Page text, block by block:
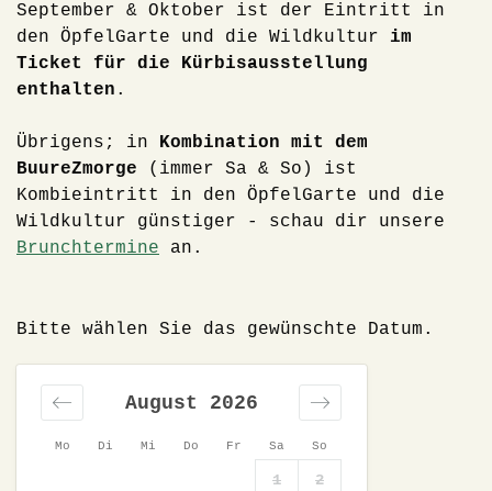
September & Oktober ist der Eintritt in
den ÖpfelGarte und die Wildkultur im
Ticket für die Kürbisausstellung
enthalten .
Übrigens; in Kombination mit dem
BuureZmorge (immer Sa & So) ist
Kombieintritt in den ÖpfelGarte und die
Wildkultur günstiger - schau dir unsere
Brunchtermine an.
Bitte wählen Sie das gewünschte Datum.
Mo Di Mi Do Fr Sa So
August 2026
1 2